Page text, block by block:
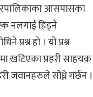
आसपासका
नलगाई हिड्ने
प्रश्न हो । यो प्रश्न
खटिएका प्रहरी साहयक
जवानहरुले सोध्ने गर्छन ।